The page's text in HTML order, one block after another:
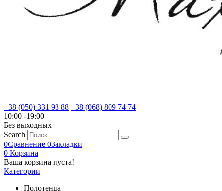
+38 (050) 331 93 88 +38 (068) 809 74 74
10:00 -19:00
Без выходных
Search
0Сравнение 0Закладки
0 Корзина
Ваша корзина пуста!
Категории
Полотенца